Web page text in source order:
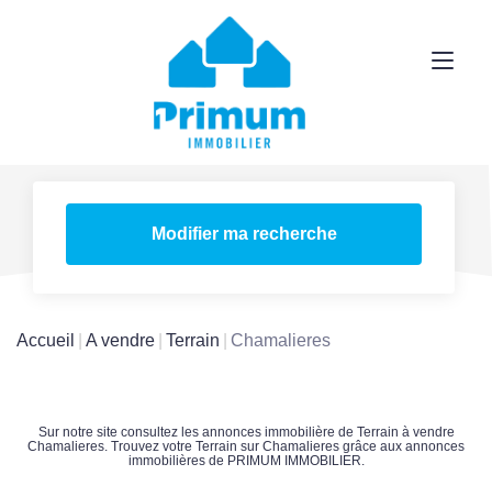
Modifier ma recherche
Accueil A vendre Terrain Chamalieres
Sur notre site consultez les annonces immobilière de Terrain à vendre
Chamalieres. Trouvez votre Terrain sur Chamalieres grâce aux annonces
immobilières de PRIMUM IMMOBILIER.